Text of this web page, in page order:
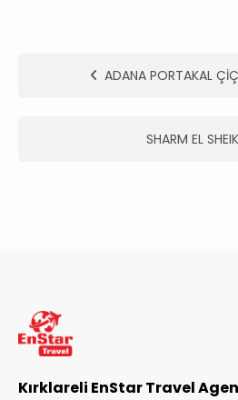
ADANA PORTAKAL
SHARM EL
Kırklareli EnStar Travel